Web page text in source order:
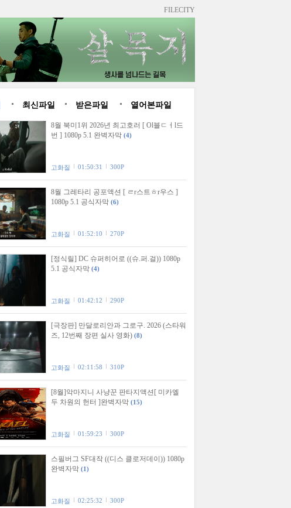
FILECITY
최신파일 받은파일 열어본파일
8월 북미1위 2026년 최고호러 [ Ol블ㄷㅓl드
번 ] 1080p 5.1 완벽자막 (4)
고화질 01:50:31 300P
8월 그레타리 공포액션 [ ㄹr스트ㅎr우스 ]
1080p 5.1 공식자막 (6)
고화질 01:52:10 270P
[정식릴] DC 슈퍼히어로 ((슈.퍼.걸)) 1080p
5.1 공식자막 (4)
고화질 01:42:12 290P
[극장판] 만달로리안과 그로구. 2026 (스타워
즈, 12번째 장편 실사 영화) (8)
고화질 02:11:58 310P
[8월]악마지니 사냥꾼 판타지액션[ 미카엘
두 차원의 헌터 ]완벽자막 (15)
고화질 01:59:23 300P
스필버그 SF대작 ((디스 클로저데이)) 1080p
완벽자막 (1)
고화질 02:25:32 300P